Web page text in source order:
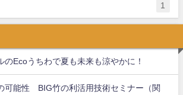
1
のEcoうちわで夏も未来も涼やかに！
可能性 BIG竹の利活用技術セミナー（関